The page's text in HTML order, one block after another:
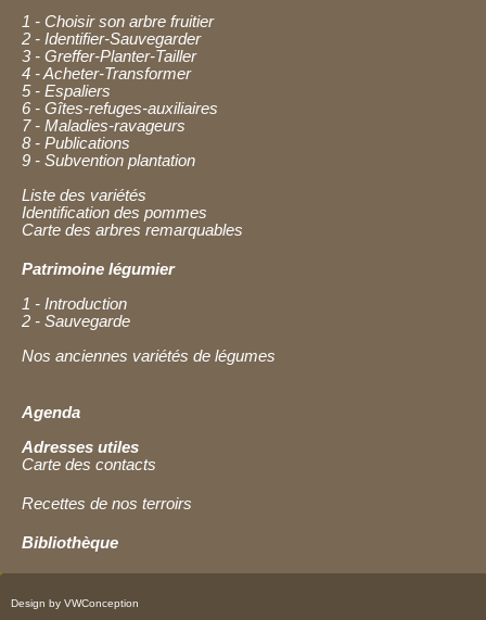
1 - Choisir son arbre fruitier
2 - Identifier-Sauvegarder
3 - Greffer-Planter-Tailler
4 - Acheter-Transformer
5 - Espaliers
6 - Gîtes-refuges-auxiliaires
7 - Maladies-ravageurs
8 - Publications
9 - Subvention plantation
Liste des variétés
Identification des pommes
Carte des arbres remarquables
Patrimoine légumier
1 - Introduction
2 - Sauvegarde
Nos anciennes variétés de légumes
Agenda
Adresses utiles
Carte des contacts
Recettes de nos terroirs
Bibliothèque
Design by VWConception